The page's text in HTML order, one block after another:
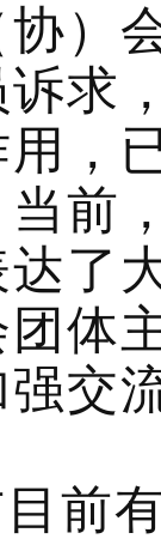
）
求
，
前
了
体
交
前